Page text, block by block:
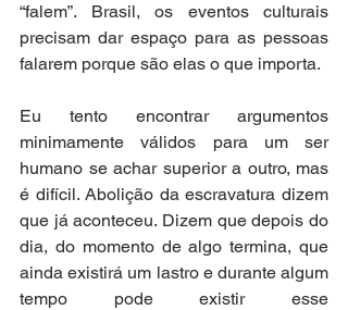
“falem”. Brasil, os eventos culturais
precisam dar espaço para as pessoas
falarem porque são elas o que importa.
Eu tento encontrar argumentos
minimamente válidos para um ser
humano se achar superior a outro, mas
é difícil. Abolição da escravatura dizem
que já aconteceu. Dizem que depois do
dia, do momento de algo termina, que
ainda existirá um lastro e durante algum
tempo pode existir esse